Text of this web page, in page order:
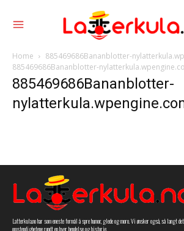
Home
885469686Bananblotter-
885469686Bananblotter-
885469686Bananblotter-
Latterkula.no har som eneste formål å spre humor, glede og moro. Vi ønsker også, så langt
omstendighetene rundt en hver hendelse og historie.